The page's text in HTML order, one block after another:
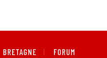
BRETAGNE FORUM